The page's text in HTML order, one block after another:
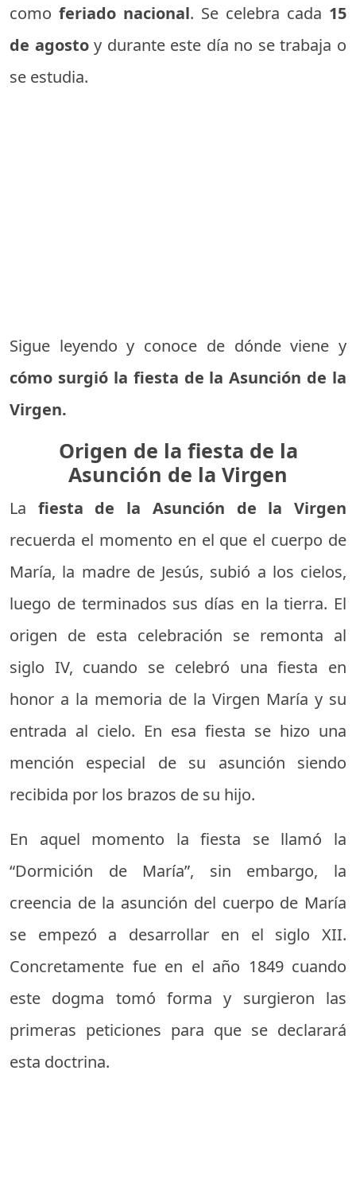
como feriado nacional. Se celebra cada 15
de agostoy durante este día no se trabaja o
se estudia.
Sigue leyendo y conoce de dónde viene y
cómo surgió la fiesta de la Asunción de la
Virgen.
Origen de la fiesta de la
Asunción de la Virgen
La fiesta de la Asunción de la Virgen
recuerda el momento en el que el cuerpo de
María, la madre de Jesús, subió a los cielos,
luego de terminados sus días en la tierra. El
origen de esta celebración se remonta al
siglo IV, cuando se celebró una fiesta en
honor a la memoria de la Virgen María y su
entrada al cielo. En esa fiesta se hizo una
mención especial de su asunción siendo
recibida por los brazos de su hijo.
En aquel momento la fiesta se llamó la
“Dormición de María”, sin embargo, la
creencia de la asunción del cuerpo de María
se empezó a desarrollar en el siglo XII.
Concretamente fue en el año 1849 cuando
este dogma tomó forma y surgieron las
primeras peticiones para que se declarará
esta doctrina.